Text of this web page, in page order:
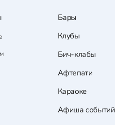
Бары
Клубы
Бич-клабы
Афтепати
Караоке
Афиша событий